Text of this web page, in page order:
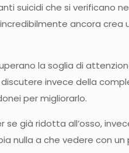
suicidi che si verificano
ancora
la soglia di
invece della
per migliorarlo.
se già ridotta all’osso,
nulla a che vedere con